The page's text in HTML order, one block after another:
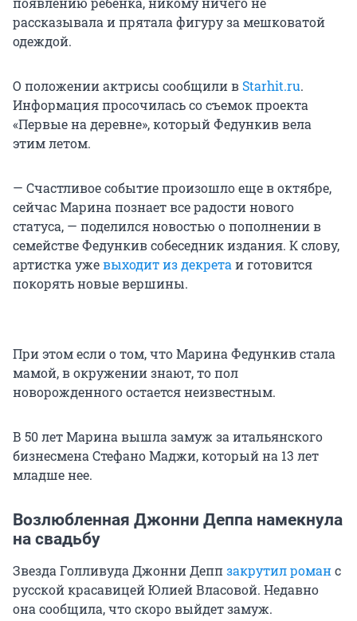
рассказывала и прятала фигуру за мешковатой
одеждой.
О положении актрисы сообщили в Starhit.ru.
Информация просочилась со съемок проекта
«Первые на деревне», который Федункив вела
этим летом.
— Счастливое событие произошло еще в октябре,
сейчас Марина познает все радости нового
статуса, — поделился новостью о пополнении в
семействе Федункив собеседник издания. К слову,
артистка ужевыходит из декрета и готовится
покорять новые вершины.
При этом если о том, что Марина Федункив стала
мамой, в окружении знают, то пол
новорожденного остается неизвестным.
В 50 лет Марина вышла замуж за итальянского
бизнесмена Стефано Маджи, который на 13 лет
младше нее.
Возлюбленная Джонни Деппа намекнула
на свадьбу
Звезда Голливуда Джонни Деппзакрутил романс
русской красавицей Юлией Власовой. Недавно
она сообщила, что скоро выйдет замуж.